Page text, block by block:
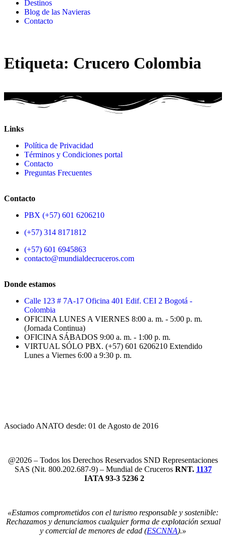
Destinos
Blog de las Navieras
Contacto
Etiqueta: Crucero Colombia
Links
Política de Privacidad
Términos y Condiciones portal
Contacto
Preguntas Frecuentes
Contacto
PBX (+57) 601 6206210
(+57) 314 8171812
(+57) 601 6945863
contacto@mundialdecruceros.com
Donde estamos
Calle 123 # 7A-17 Oficina 401 Edif. CEI 2 Bogotá -
Colombia
OFICINA LUNES A VIERNES 8:00 a. m. - 5:00 p. m.
(Jornada Continua)
OFICINA SÁBADOS 9:00 a. m. - 1:00 p. m.
VIRTUAL SÓLO PBX. (+57) 601 6206210 Extendido
Lunes a Viernes 6:00 a 9:30 p. m.
Asociado ANATO desde: 01 de Agosto de 2016
@2026 – Todos los Derechos Reservados SND Representaciones
SAS (Nit. 800.202.687-9) – Mundial de Cruceros RNT. 1137
IATA 93-3 5236 2
«Estamos comprometidos con el turismo responsable y sostenible:
Rechazamos y denunciamos cualquier forma de explotación sexual
y comercial de menores de edad (ESCNNA).»